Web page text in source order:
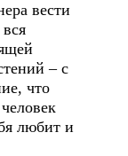
вести
– с
что
любит и